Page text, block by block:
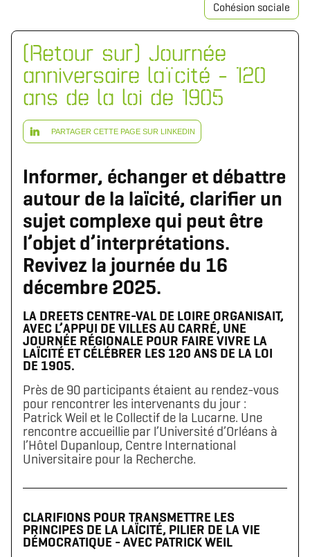
Cohésion sociale
[Retour sur] Journée
anniversaire laïcité - 120
ans de la loi de 1905
PARTAGER CETTE PAGE SUR LINKEDIN
Informer, échanger et débattre
autour de la laïcité, clarifier un
sujet complexe qui peut être
l’objet d’interprétations.
Revivez la journée du 16
décembre 2025.
LA DREETS CENTRE-VAL DE LOIRE ORGANISAIT,
AVEC L’APPUI DE VILLES AU CARRÉ, UNE
JOURNÉE RÉGIONALE POUR FAIRE VIVRE LA
LAÏCITÉ ET CÉLÉBRER LES 120 ANS DE LA LOI
DE 1905.
Près de 90 participants étaient au rendez-vous
pour rencontrer les intervenants du jour :
Patrick Weil et le Collectif de la Lucarne. Une
rencontre accueillie par l’Université d’Orléans à
l’Hôtel Dupanloup, Centre International
Universitaire pour la Recherche.
CLARIFIONS POUR TRANSMETTRE LES
PRINCIPES DE LA LAÏCITÉ, PILIER DE LA VIE
DÉMOCRATIQUE - AVEC PATRICK WEIL